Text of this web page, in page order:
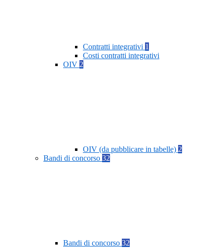
Contratti integrativi 1
Costi contratti integrativi
OIV 2
OIV (da pubblicare in tabelle) 2
Bandi di concorso 32
Bandi di concorso 32